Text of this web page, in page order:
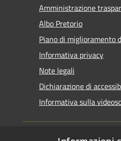
Amministrazione
Albo Pretorio
Piano di miglioramento
Informativa privacy
Note legali
Dichiarazione di
Informativa sulla